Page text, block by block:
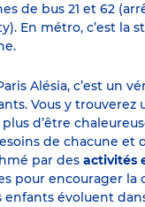
de bus 21 et 62
En métro, c’est la
Alésia, c’est un
Vous y trouverez
d’être
de chacune et
par des activités
pour encourager la
enfants évoluent